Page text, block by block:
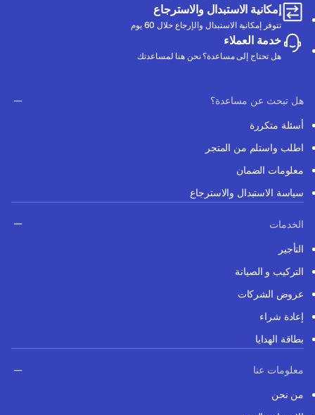
إمكانية الاستبدال والاسترجاع
تتوفر إمكانية الاستبدال والإرجاع خلال 60 يوم
خدمة العملاء
هل تحتاج إلى مساعدة؟ نحن هنا لمساعدتك
هل تبحث عن مساعدة؟
أسئلة متكررة
اطلب واستلم من المتجر
معلومات الضمان
سياسة الاستبدال والاسترجاع
الخدمات
التأجير
التركيب و الصيانة
عروض الشركات
إعادة شراء
بطاقة الهدايا
معلومات عنا
من نحن